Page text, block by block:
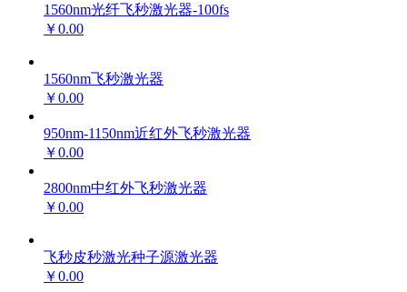
1560nm光纤飞秒激光器-100fs
￥0.00
1560nm飞秒激光器
￥0.00
950nm-1150nm近红外飞秒激光器
￥0.00
2800nm中红外飞秒激光器
￥0.00
飞秒皮秒激光种子源激光器
￥0.00